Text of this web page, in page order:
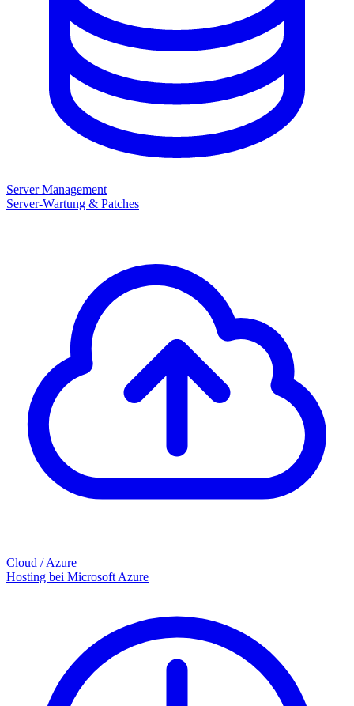
Server Management
Server-Wartung & Patches
Cloud / Azure
Hosting bei Microsoft Azure